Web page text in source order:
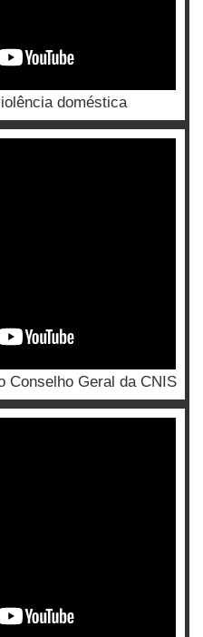
doméstica
Conselho Geral da CNIS